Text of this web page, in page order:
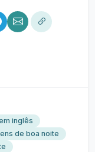
inglês
de boa noite